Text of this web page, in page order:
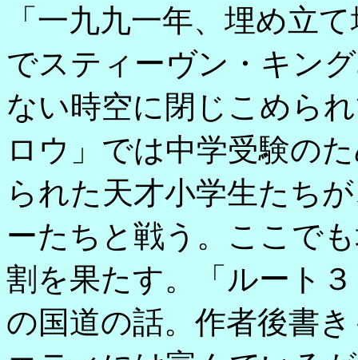
「一九九一年、埋め立
でスティーヴン・キン
ない時空に閉じこめら
ロウ」では中学受験の
られた天才小学生たち
ーたちと戦う。ここで
割を果たす。「ルート
の国道の話。作者後書